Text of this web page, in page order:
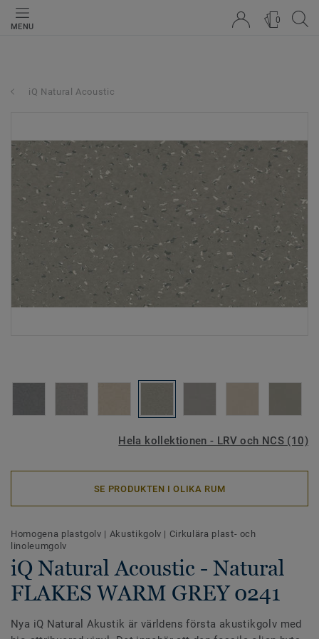
MENU
0
iQ Natural Acoustic
Hela kollektionen - LRV och NCS (10)
SE PRODUKTEN I OLIKA RUM
Homogena plastgolv | Akustikgolv | Cirkulära plast- och
linoleumgolv
iQ Natural Acoustic - Natural
FLAKES WARM GREY 0241
Nya iQ Natural Akustik är världens första akustikgolv med